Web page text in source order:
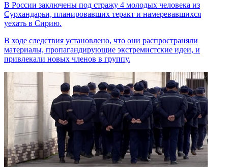
В России заключены под стражу 4 молодых человека из
Сурхандарьи, планировавших теракт и намеревавшихся
уехать в Сирию.
В ходе следствия установлено, что они распространяли
материалы, пропагандирующие экстремистские идеи, и
привлекали новых членов в группу.